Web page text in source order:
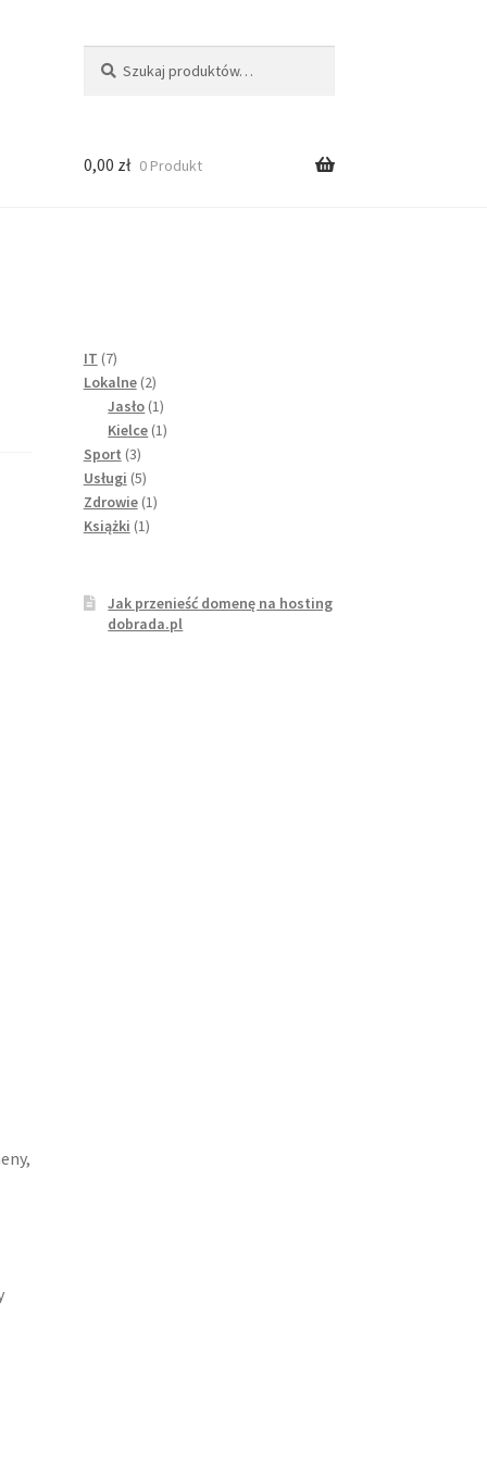
0,00 zł 0 Produkt
IT 77
produktów
Lokalne 22
produkty
Jasło 11
produkt
Kielce 11
Sport 33
produkty
Usługi 55
produktów
Zdrowie 11
Książki 11
Jak przenieść domenę na hosting
dobrada.pl